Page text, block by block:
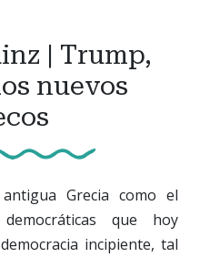
| Trump,
nuevos
Grecia como el
que hoy
incipiente, tal